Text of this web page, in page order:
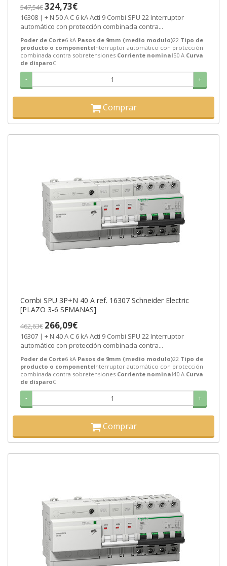
547,54€324,73€
16308 | + N 50 A C 6 kA Acti 9 Combi SPU 22 Interruptor
automático con protección combinada contra...
Poder de Corte6 kA Pasos de 9mm (medio modulo)22 Tipo de
producto o componenteInterruptor automático con protección
combinada contra sobretensiones Corriente nominal50 A Curva
de disparoC
- +
Comprar
Combi SPU 3P+N 40 A ref. 16307 Schneider Electric
[PLAZO 3-6 SEMANAS]
462,63€ 266,09€
16307 | + N 40 A C 6 kA Acti 9 Combi SPU 22 Interruptor
automático con protección combinada contra...
Poder de Corte6 kA Pasos de 9mm (medio modulo)22 Tipo de
producto o componenteInterruptor automático con protección
combinada contra sobretensiones Corriente nominal40 A Curva
de disparoC
- +
Comprar